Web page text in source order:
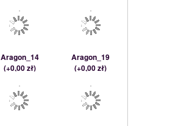
Aragon_14
(+0,00 zł)
Aragon_19
(+0,00 zł)